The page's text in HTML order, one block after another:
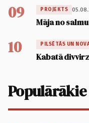
09 PROJEKTS
Māja no
10 PILSĒTĀS UN
Kabatā
Populārākie